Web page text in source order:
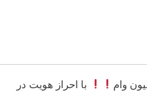
با احراز هویت در